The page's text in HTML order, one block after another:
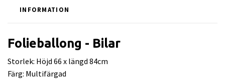
INFORMATION
Folieballong - Bilar
Storlek: Höjd 66 x längd 84cm
Färg: Multifärgad